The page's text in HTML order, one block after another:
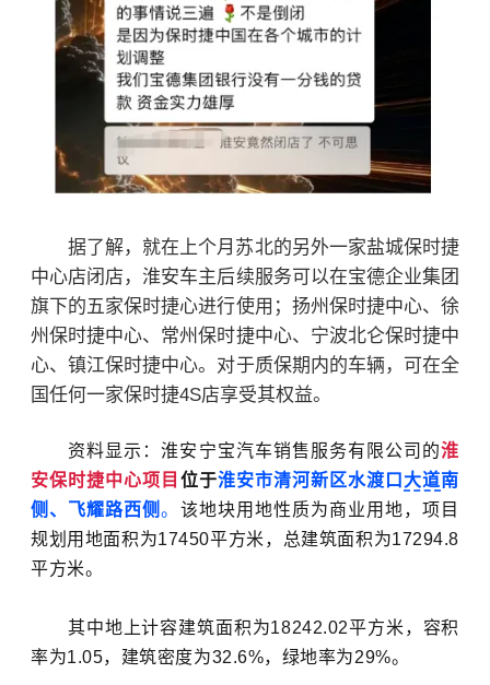
据了解，就在上个月苏北的另外一家盐城保时捷
中心店闭店，淮安车主后续服务可以在宝德企业集团
旗下的五家保时捷心进行使用；扬州保时捷中心、徐
州保时捷中心、常州保时捷中心、宁波北仑保时捷中
心、镇江保时捷中心。对于质保期内的车辆，可在全
国任何一家保时捷4S店享受其权益。
资料显示：淮安宁宝汽车销售服务有限公司的淮
安保时捷中心项目 位于淮安市清河新区水渡口 大道南
侧、飞耀路西侧。 该地块用地性质为商业用地，项目
规划用地面积为17450平方米，总建筑面积为17294.8
平方米。
其中地上计容建筑面积为18242.02平方米，容积
率为1.05，建筑密度为32.6%，绿地率为29%。